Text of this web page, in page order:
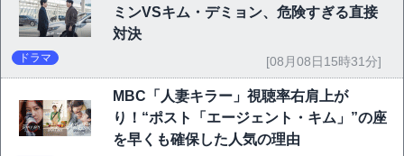
ミンVSキム・デミョン、危険すぎる直接
対決
ドラマ [08月08日15時31分]
MBC「人妻キラー」視聴率右肩上が
り！“ポスト「エージェント・キム」”の座
を早くも確保した人気の理由